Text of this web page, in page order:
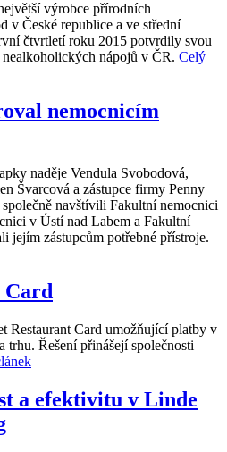
výrobce přírodních
v České republice a ve střední
čtvrtletí roku 2015 potvrdily svou
nápojů v ČR. Celý
nemocnicím
naděje Vendula Svobodová,
Švarcová a zástupce firmy Penny
navštívili Fakultní nemocnici
v Ústí nad Labem a Fakultní
jejím zástupcům potřebné přístroje.
Restaurant Card umožňující platby v
trhu. Řešení přinášejí společnosti
a efektivitu v Linde